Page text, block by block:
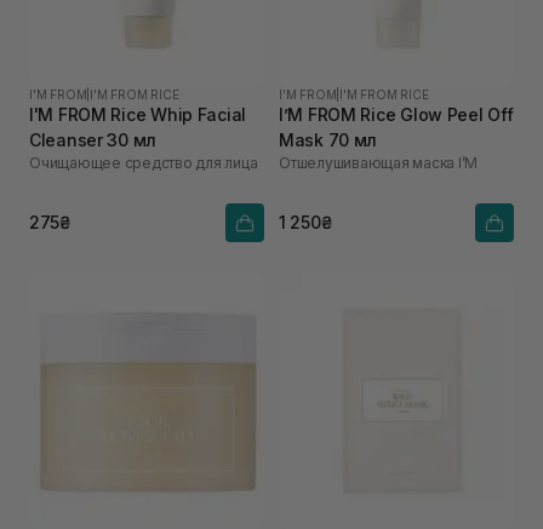
I'M FROM I'M FROM RICE
I'M FROM Rice Whip Facial
Cleanser 30 мл
Очищающее средство для лица
275₴
I'M FROM I'M FROM RICE
I’M FROM Rice Glow Peel Off
Mask 70 мл
Отшелушивающая маска I’M
1 250₴